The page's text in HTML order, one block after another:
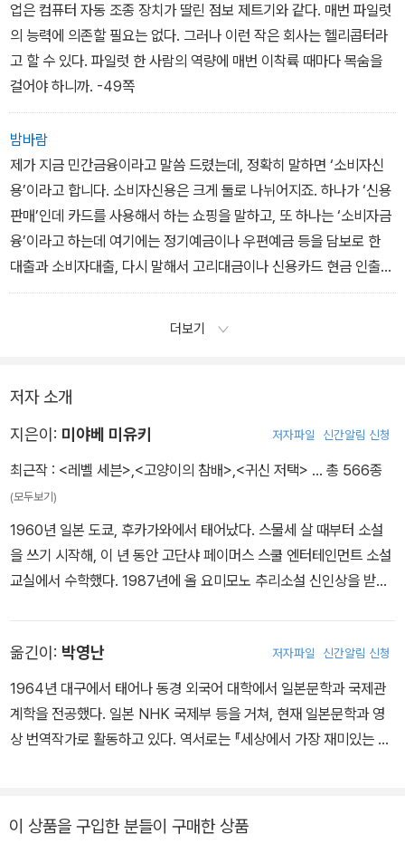
서 포기하든가 둘 중에 하나였잖아요?
(중략)
그렇지만 요샌 달라요. 꿈을 이루기가 힘들죠. 그렇다고 그냥 포기하
자니 너무 아쉽고, 그래서 꿈이 이뤄졌다는 기분에 그냥 빠져들어 가
는 거예요. 그러기 위한 방법이 지금은 여러 가지가 있잖아요? 쇼코
의 경우는 그게 우연히 쇼핑이나 여행같이 돈을 쓰는 쪽으로 간 것뿐
이에요. 그런 걸 가볍게 도와주었던 게 바로 신용카드와 사채였죠.
(p. 307-308)
업은 컴퓨터 자동 조종 장치가 딸린 점보 제트기와 같다. 매번 파일럿
의 능력에 의존할 필요는 없다. 그러나 이런 작은 회사는 헬리콥터라
고 할 수 있다. 파일럿 한 사람의 역량에 매번 이착륙 때마다 목숨을
걸어야 하니까. -49쪽
밤바람
제가 지금 민간금융이라고 말씀 드렸는데, 정확히 말하면 ‘소비자신
용’이라고 합니다. 소비자신용은 크게 둘로 나뉘어지죠. 하나가 ‘신용
판매’인데 카드를 사용해서 하는 쇼핑을 말하고, 또 하나는 ‘소비자금
융’이라고 하는데 여기에는 정기예금이나 우편예금 등을 담보로 한
대출과 소비자대출, 다시 말해서 고리대금이나 신용카드 현금 인출이
포함됩니다.-131쪽
더보기
저자 소개
지은이: 미야베 미유키 저자파일 신간알림 신청
최근작 : <레벨 세븐> <고양이의 참배> <귀신 저택> … 총 566종
(모두보기)
1960년 일본 도쿄, 후카가와에서 태어났다. 스물세 살 때부터 소설
을 쓰기 시작해, 이 년 동안 고단샤 페이머스 스쿨 엔터테인먼트 소설
교실에서 수학했다. 1987년에 올 요미모노 추리소설 신인상을 받은
협회상,《화차》(1993)로 제6회 야마모토슈고로상, 《가모우 저택 사
건》(1997)으로 일본 SF대상을, 《이유》(1999)로 나오키상, 《모방
범》(2001)으로 마이니치 출판대상 특별상, 《이름 없는 독》(2006)
으로 요시카와에이지문학상을 수상하며, 명실 공히 일본을 대표하는
에이지 문학신인상을 수상한《혼조 후카가와의 기이한 이야기》(199
옮긴이: 박영난 저자파일 신간알림 신청
1964년 대구에서 태어나 동경 외국어 대학에서 일본문학과 국제관
계학을 전공했다. 일본 NHK 국제부 등을 거쳐, 현재 일본문학과 영
상 번역작가로 활동하고 있다. 역서로는 『세상에서 가장 재미있는 세
이 상품을 구입한 분들이 구매한 상품